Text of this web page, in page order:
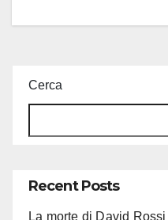
Cerca
Recent Posts
La morte di David